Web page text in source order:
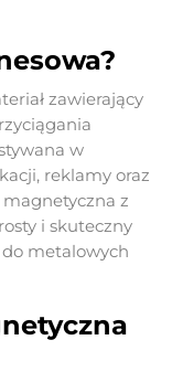
zawierający
w
reklamy oraz
z
i skuteczny
metalowych